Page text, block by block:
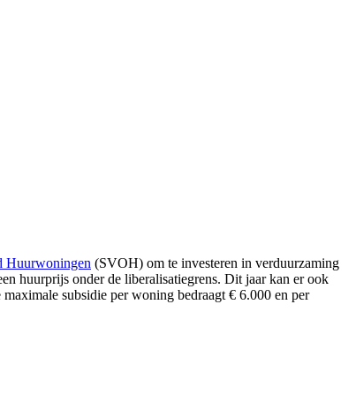
Huurwoningen (SVOH) om te investeren in verduurzaming
huurprijs onder de liberalisatiegrens. Dit jaar kan er ook
subsidie per woning bedraagt € 6.000 en per